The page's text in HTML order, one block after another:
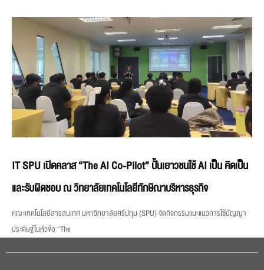
IT SPU เปิดคลาส “The AI Co-Pilot” ปั้นเยาวชนใช้ AI เป็น คิดเป็น
และรับผิดชอบ ณ วิทยาลัยเทคโนโลยีทักษิณาบริหารธุรกิจ
คณะเทคโนโลยีสารสนเทศ มหาวิทยาลัยศรีปทุม (SPU) จัดกิจกรรมแนะแนวการใช้ปัญญา
ประดิษฐ์ในหัวข้อ “The